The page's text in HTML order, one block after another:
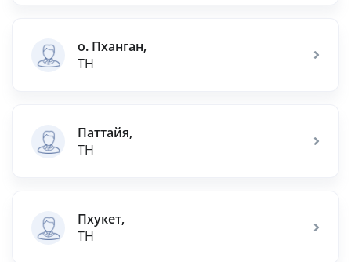
о. Пханган,
TH
Паттайя,
TH
Пхукет,
TH